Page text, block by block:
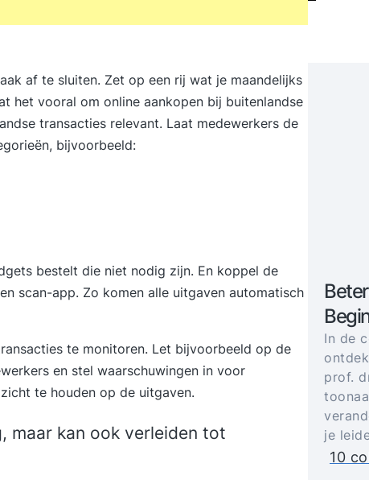
af te sluiten. Zet op een rij wat je maandelijks
het vooral om online aankopen bij buitenlandse
transacties relevant. Laat medewerkers de
bijvoorbeeld:
bestelt die niet nodig zijn. En koppel de
scan-app. Zo komen alle uitgaven automatisch
te monitoren. Let bijvoorbeeld op de
en stel waarschuwingen in voor
te houden op de uitgaven.
maar kan ook verleiden tot
In de
prof.
je
10